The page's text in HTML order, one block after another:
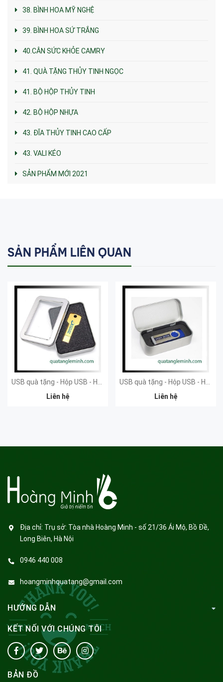
38. BÌNH HOA MỸ NGHỆ
39. BÌNH HOA SỨ TRẮNG
40.CÂN SỨC KHỎE CAMRY
41. QUÀ TẶNG THỦY TINH NGỌC
41. BỘ HỘP THỦY TINH
42. BỘ HỘP NHỰA
43. ĐĨA THỦY TINH CAO CẤP
43. VALI KÉO
SẢN PHẨM MỚI 2021
SẢN PHẨM LIÊN QUAN
Liên hệ
Liên hệ
Địa chỉ: Trụ sở: Tòa nhà Hoàng Minh - số 21/36 Ái Mộ, Bồ Đề,
Long Biên, Hà Nội
0946 440 008
hoangminhquatang@gmail.com
HƯỚNG DẪN
KẾT NỐI VỚI CHÚNG TÔI
BẢN ĐỒ